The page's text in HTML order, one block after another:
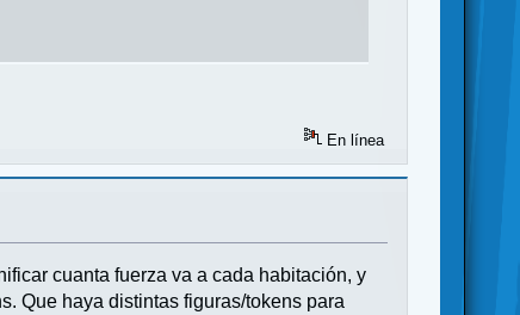
En línea
cuanta fuerza va a cada habitación, y
Que haya distintas figuras/tokens para